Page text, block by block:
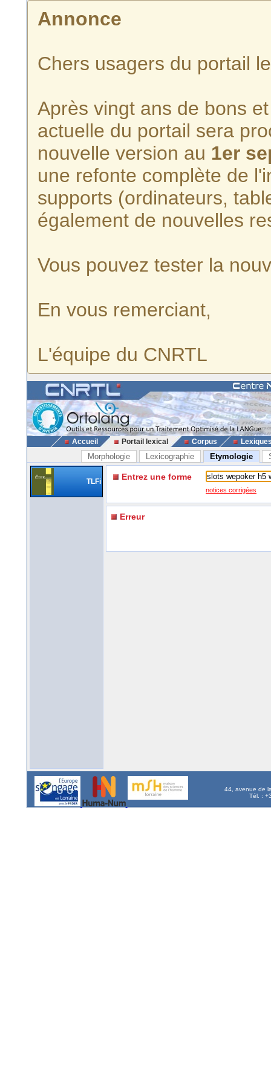
Annonce
Chers usagers du portail
Après vingt ans de bons
actuelle du portail sera
nouvelle version au 1er
une refonte complète de
supports (ordinateurs,
également de nouvelles
Vous pouvez tester la
En vous remerciant,
L'équipe du CNRTL
Accueil Portail lexical Corpus
Morphologie Lexicographie Etymologie
TLFi Entrez une forme
notices corrigées
Erreur
44, avenue de
Tél. :